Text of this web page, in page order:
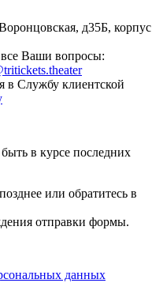
д35Б, корпус
Ваши вопросы:
в Службу клиентской
в курсе последних
или обратитесь в
отправки формы.
данных